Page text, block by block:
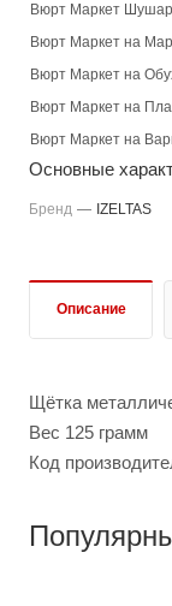
Вюрт Маркет
Вюрт Маркет на
Вюрт Маркет на
Вюрт Маркет на
Вюрт Маркет на
Основные
Бренд — IZELTAS
Описание
Щётка
Вес 125 грамм
Код